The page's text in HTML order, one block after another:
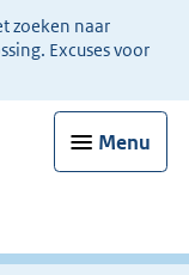
zoeken naar
Excuses voor
Menu